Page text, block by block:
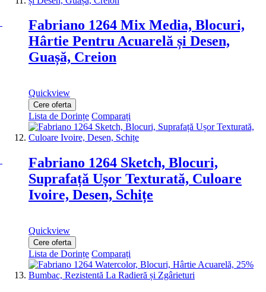
Fabriano 1264 Mix Media, Blocuri,
Hârtie Pentru Acuarelă și Desen,
Guașă, Creion
Quickview
Cere oferta
Lista de Dorințe Comparați
Fabriano 1264 Sketch, Blocuri,
Suprafață Ușor Texturată, Culoare
Ivoire, Desen, Schițe
Quickview
Cere oferta
Lista de Dorințe Comparați